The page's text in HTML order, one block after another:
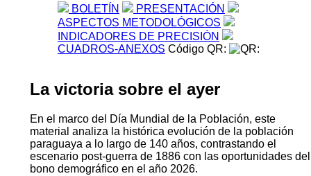
BOLETÍN
PRESENTACIÓN
ASPECTOS METODOLÓGICOS
INDICADORES DE PRECISIÓN
CUADROS-ANEXOS Código QR:
La victoria sobre el ayer
En el marco del Día Mundial de la Población, este
material analiza la histórica evolución de la población
paraguaya a lo largo de 140 años, contrastando el
escenario post-guerra de 1886 con las oportunidades del
bono demográfico en el año 2026.